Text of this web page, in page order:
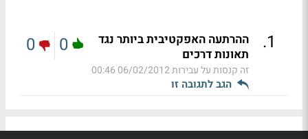
1
.
ההרתעה האפקטיבית ביותר נגד
תאונות דרכים
זה קנסות על עבירות06/02/2012 00:46
הגב לתגובה זו
0
0